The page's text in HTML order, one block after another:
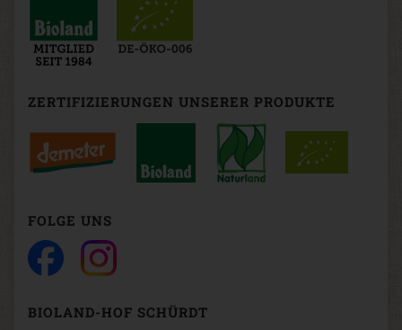
ZERTIFIZIERUNGEN UNSERER PRODUKTE
FOLGE UNS
BIOLAND-HOF SCHÜRDT